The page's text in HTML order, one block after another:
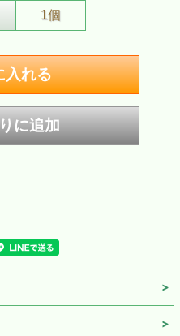
赤）2
スタジオジブリコレクションの
ライター。
真紅の飛行艇サボイア≫と同じ真
飛行艇サボイアのメタルが加工
たせています。
1個